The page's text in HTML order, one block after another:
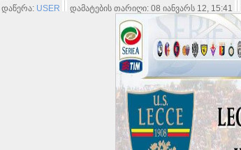
დაწერა: USER დამატების თარიღი: 08 იანვარს 12, 15:41